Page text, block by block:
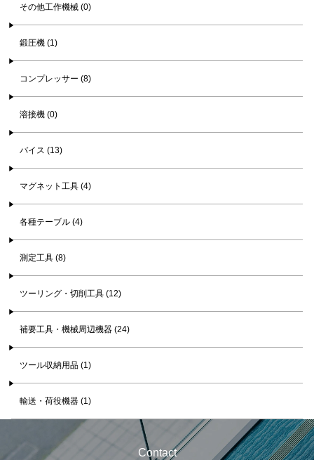
その他工作機械 (0)
鍛圧機 (1)
コンプレッサー (8)
溶接機 (0)
バイス (13)
マグネット工具 (4)
各種テーブル (4)
測定工具 (8)
ツーリング・切削工具 (12)
補要工具・機械周辺機器 (24)
ツール収納用品 (1)
輸送・荷役機器 (1)
Contact